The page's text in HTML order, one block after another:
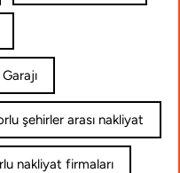
şehirler arası nakliyat
nakliyat firmaları